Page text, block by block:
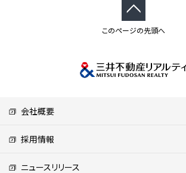
このページの先頭へ
会社概要
採用情報
ニュースリリース